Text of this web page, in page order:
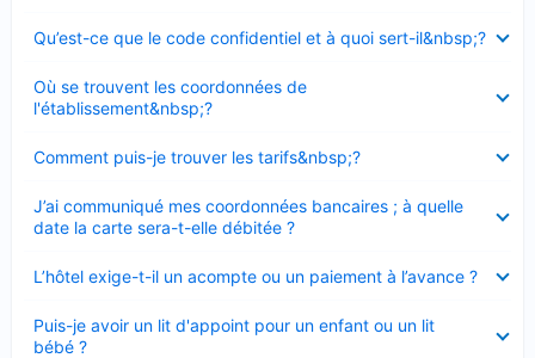
Qu’est-ce que le code confidentiel et à quoi sert-il&nbsp;?
fermé
Où se trouvent les coordonnées de
l'établissement&nbsp;?
fermé
Comment puis-je trouver les tarifs&nbsp;?
fermé
J’ai communiqué mes coordonnées bancaires ; à quelle
date la carte sera-t-elle débitée ?
fermé
L’hôtel exige-t-il un acompte ou un paiement à l’avance ?
fermé
Puis-je avoir un lit d'appoint pour un enfant ou un lit
bébé ?
fermé